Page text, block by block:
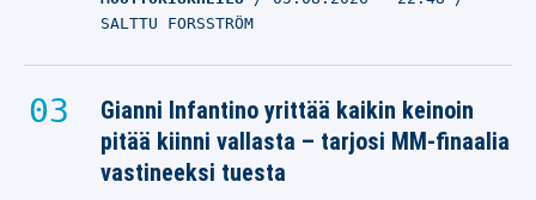
SALTTU FORSSTRÖM
Gianni Infantino yrittää kaikin keinoin
pitää kiinni vallasta – tarjosi MM-finaalia
vastineeksi tuesta